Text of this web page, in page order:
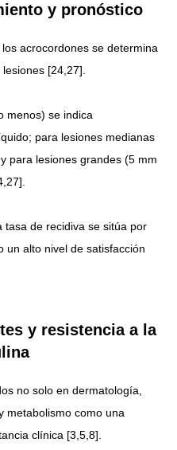
y pronóstico
acrocordones se determina
[24,27].
menos) se indica
para lesiones medianas
para lesiones grandes (5 mm
tasa de recidiva se sitúa por
un alto nivel de satisfacción
y resistencia a la
no solo en dermatología,
metabolismo como una
clínica [3,5,8].